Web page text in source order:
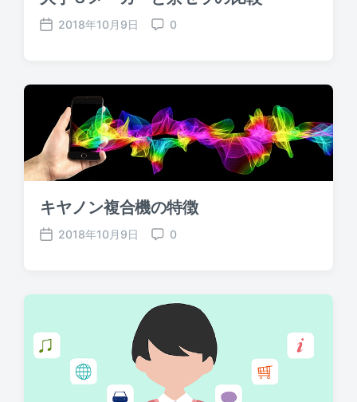
P
t
e
2018年10月9日
C
m
n
t
s
0
キヤノン複合機の特徴
P
t
t
e
2018年10月9日
C
m
e
t
0